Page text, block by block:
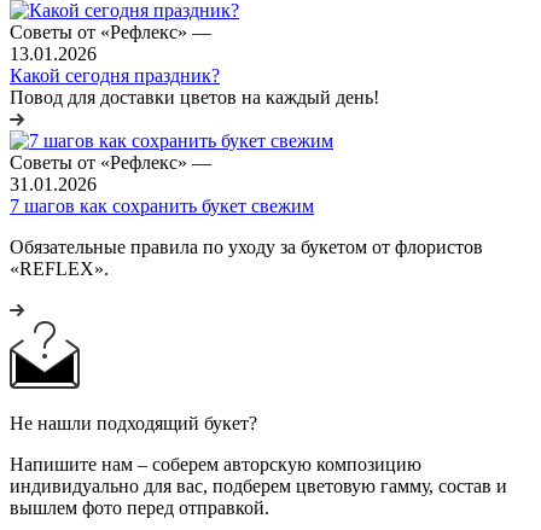
Советы от «Рефлекс» —
13.01.2026
Какой сегодня праздник?
Повод для доставки цветов на каждый день!
Советы от «Рефлекс» —
31.01.2026
7 шагов как сохранить букет свежим
Обязательные правила по уходу за букетом от флористов
«REFLEX».
Не нашли подходящий букет?
Напишите нам – соберем авторскую композицию
индивидуально для вас, подберем цветовую гамму, состав и
вышлем фото перед отправкой.